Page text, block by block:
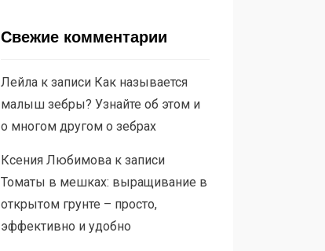
Свежие комментарии
Лейлак записи Как называется
малыш зебры? Узнайте об этом и
о многом другом о зебрах
Ксения Любимовак записи
Томаты в мешках: выращивание в
открытом грунте – просто,
эффективно и удобно